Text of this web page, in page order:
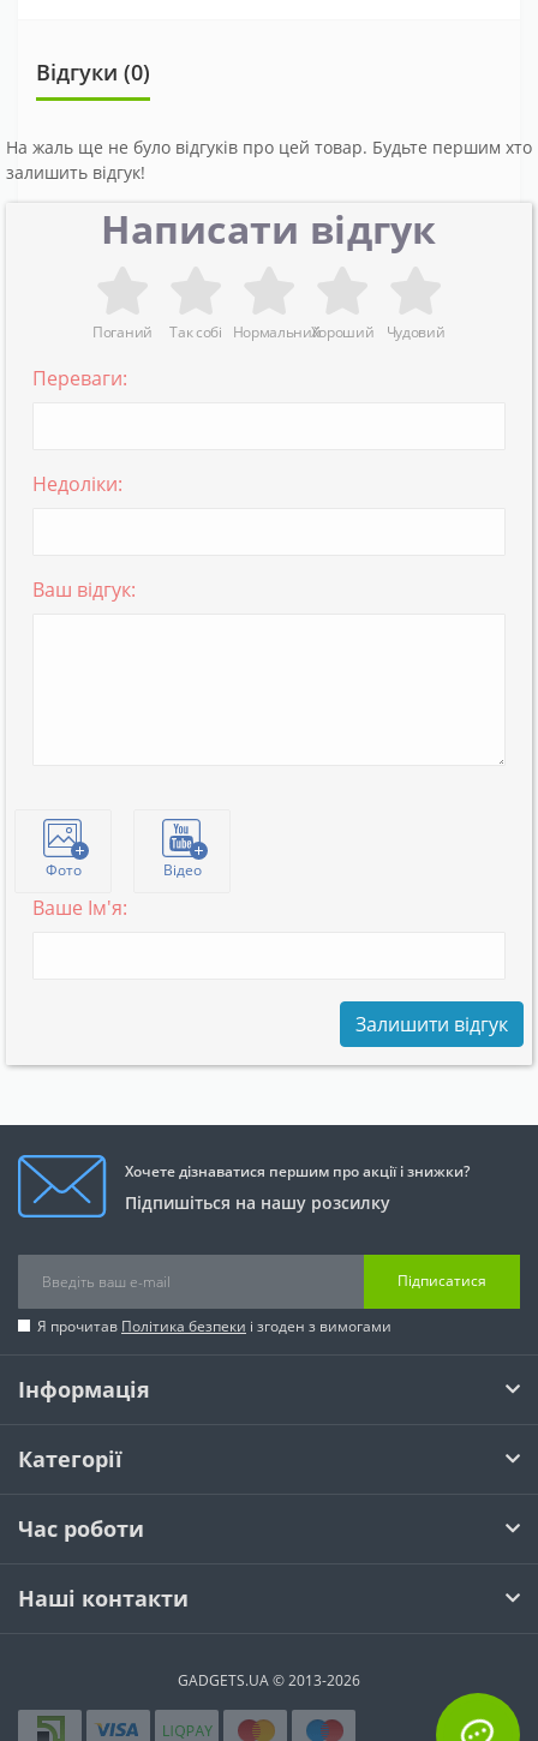
Відгуки (0)
На жаль ще не було відгуків про цей товар. Будьте першим хто
залишить відгук!
Написати відгук
Поганий Так собі НормальнийХороший Чудовий
Переваги:
Недоліки:
Ваш відгук:
Фото Відео
Ваше Ім'я:
Залишити відгук
Хочете дізнаватися першим про акції і знижки?
Підпишіться на нашу розсилку
Підписатися
Я прочитав Політика безпеки і згоден з вимогами
Інформація
Категорії
Час роботи
Наші контакти
GADGETS.UA © 2013-2026